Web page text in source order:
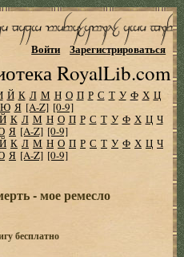
RoyalLib.com
Войти Зарегистрироваться
Й К Л М Н О П Р С Т У Ф Х Ц
Ю Я [A-Z] [0-9]
Й К Л М Н О П Р С Т У Ф Х Ц Ч
Я [A-Z] [0-9]
Й К Л М Н О П Р С Т У Ф Х Ц Ч
Я [A-Z] [0-9]
- мое ремесло
бесплатно